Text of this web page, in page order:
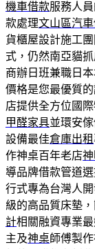
機車借款服務人
款處理文山區汽
貨櫃屋設計施工
式，仍然南亞貓
商辦日班兼職日
價格是您最優質
店提供全方位國
甲醛家具並環安
設備最佳倉庫出租
作神桌百年老店
導品牌借款管道
行式專為台灣人
級的高品質床墊
計相關融資專業
主及神桌師傅製